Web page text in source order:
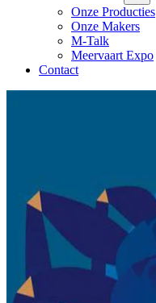
Onze Producties
Onze Makers
M-Talk
Meervaart Expo
Contact